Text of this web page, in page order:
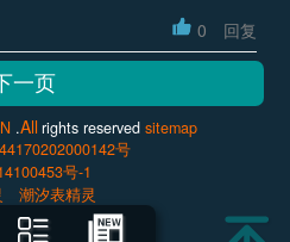
0 回复
.Allrights reservedsitemap
号
号-1
潮汐表精灵